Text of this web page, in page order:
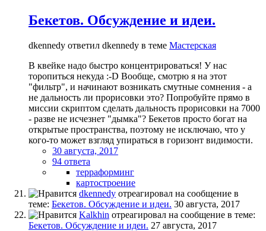
Бекетов. Обсуждение и идеи.
dkennedy ответил dkennedy в теме Мастерская
В квейке надо быстро концентрироваться! У нас
торопиться некуда :-D Вообще, смотрю я на этот
"фильтр", и начинают возникать смутные сомнения - а
не дальность ли прорисовки это? Попробуйте прямо в
миссии скриптом сделать дальность прорисовки на 7000
- разве не исчезнет "дымка"? Бекетов просто богат на
открытые пространства, поэтому не исключаю, что у
кого-то может взгляд упираться в горизонт видимости.
30 августа, 2017
94 ответа
терраформинг
картостроение
dkennedy отреагировал на сообщение в
теме: Бекетов. Обсуждение и идеи. 30 августа, 2017
Kalkhin отреагировал на сообщение в теме:
Бекетов. Обсуждение и идеи. 27 августа, 2017